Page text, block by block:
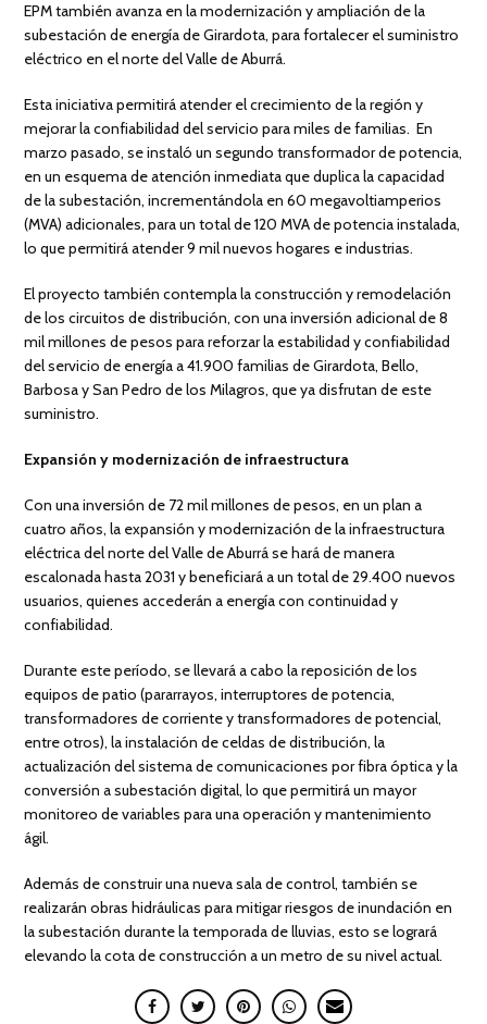
EPM también avanza en la modernización y ampliación de la
subestación de energía de Girardota, para fortalecer el suministro
eléctrico en el norte del Valle de Aburrá.
Esta iniciativa permitirá atender el crecimiento de la región y
mejorar la confiabilidad del servicio para miles de familias. En
marzo pasado, se instaló un segundo transformador de potencia,
en un esquema de atención inmediata que duplica la capacidad
de la subestación, incrementándola en 60 megavoltiamperios
(MVA) adicionales, para un total de 120 MVA de potencia instalada,
lo que permitirá atender 9 mil nuevos hogares e industrias.
El proyecto también contempla la construcción y remodelación
de los circuitos de distribución, con una inversión adicional de 8
mil millones de pesos para reforzar la estabilidad y confiabilidad
del servicio de energía a 41.900 familias de Girardota, Bello,
Barbosa y San Pedro de los Milagros, que ya disfrutan de este
suministro.
Expansión y modernización de infraestructura
Con una inversión de 72 mil millones de pesos, en un plan a
cuatro años, la expansión y modernización de la infraestructura
eléctrica del norte del Valle de Aburrá se hará de manera
escalonada hasta 2031 y beneficiará a un total de 29.400 nuevos
usuarios, quienes accederán a energía con continuidad y
confiabilidad.
Durante este período, se llevará a cabo la reposición de los
equipos de patio (pararrayos, interruptores de potencia,
transformadores de corriente y transformadores de potencial,
entre otros), la instalación de celdas de distribución, la
actualización del sistema de comunicaciones por fibra óptica y la
conversión a subestación digital, lo que permitirá un mayor
monitoreo de variables para una operación y mantenimiento
ágil.
Además de construir una nueva sala de control, también se
realizarán obras hidráulicas para mitigar riesgos de inundación en
la subestación durante la temporada de lluvias, esto se logrará
elevando la cota de construcción a un metro de su nivel actual.